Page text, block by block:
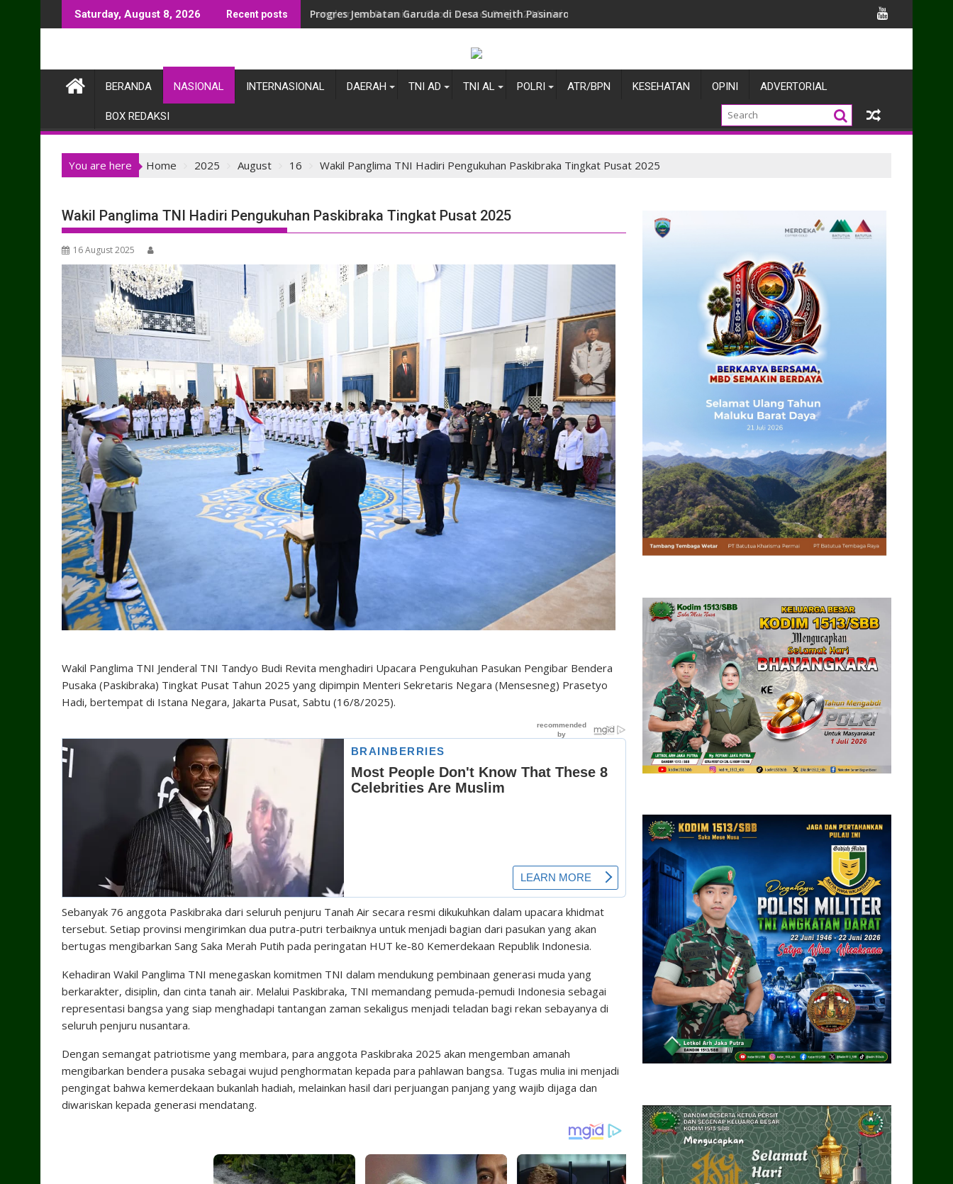
to
Saturday, August 8, 2026 Recent posts Pangkormar Resmikan Sport Center Brigif 2 Marinir, Perkuat Pembinaan Prajurit dan Buka Akses Olahraga untuk Masyarakat
BERANDA NASIONAL INTERNASIONAL DAERAH TNI AD TNI AL POLRI ATR/BPN KESEHATAN OPINI ADVERTORIAL
BOX REDAKSI
You are here Home 2025 August 16 Wakil Panglima TNI Hadiri Pengukuhan Paskibraka Tingkat Pusat 2025
Wakil Panglima TNI Hadiri Pengukuhan Paskibraka Tingkat Pusat 2025
16 August 2025
Wakil Panglima TNI Jenderal TNI Tandyo Budi Revita menghadiri Upacara Pengukuhan Pasukan Pengibar Bendera
Pusaka (Paskibraka) Tingkat Pusat Tahun 2025 yang dipimpin Menteri Sekretaris Negara (Mensesneg) Prasetyo
Hadi, bertempat di Istana Negara, Jakarta Pusat, Sabtu (16/8/2025).
Sebanyak 76 anggota Paskibraka dari seluruh penjuru Tanah Air secara resmi dikukuhkan dalam upacara khidmat
tersebut. Setiap provinsi mengirimkan dua putra-putri terbaiknya untuk menjadi bagian dari pasukan yang akan
bertugas mengibarkan Sang Saka Merah Putih pada peringatan HUT ke-80 Kemerdekaan Republik Indonesia.
Kehadiran Wakil Panglima TNI menegaskan komitmen TNI dalam mendukung pembinaan generasi muda yang
berkarakter, disiplin, dan cinta tanah air. Melalui Paskibraka, TNI memandang pemuda-pemudi Indonesia sebagai
representasi bangsa yang siap menghadapi tantangan zaman sekaligus menjadi teladan bagi rekan sebayanya di
seluruh penjuru nusantara.
Dengan semangat patriotisme yang membara, para anggota Paskibraka 2025 akan mengemban amanah
mengibarkan bendera pusaka sebagai wujud penghormatan kepada para pahlawan bangsa. Tugas mulia ini menjadi
pengingat bahwa kemerdekaan bukanlah hadiah, melainkan hasil dari perjuangan panjang yang wajib dijaga dan
diwariskan kepada generasi mendatang.